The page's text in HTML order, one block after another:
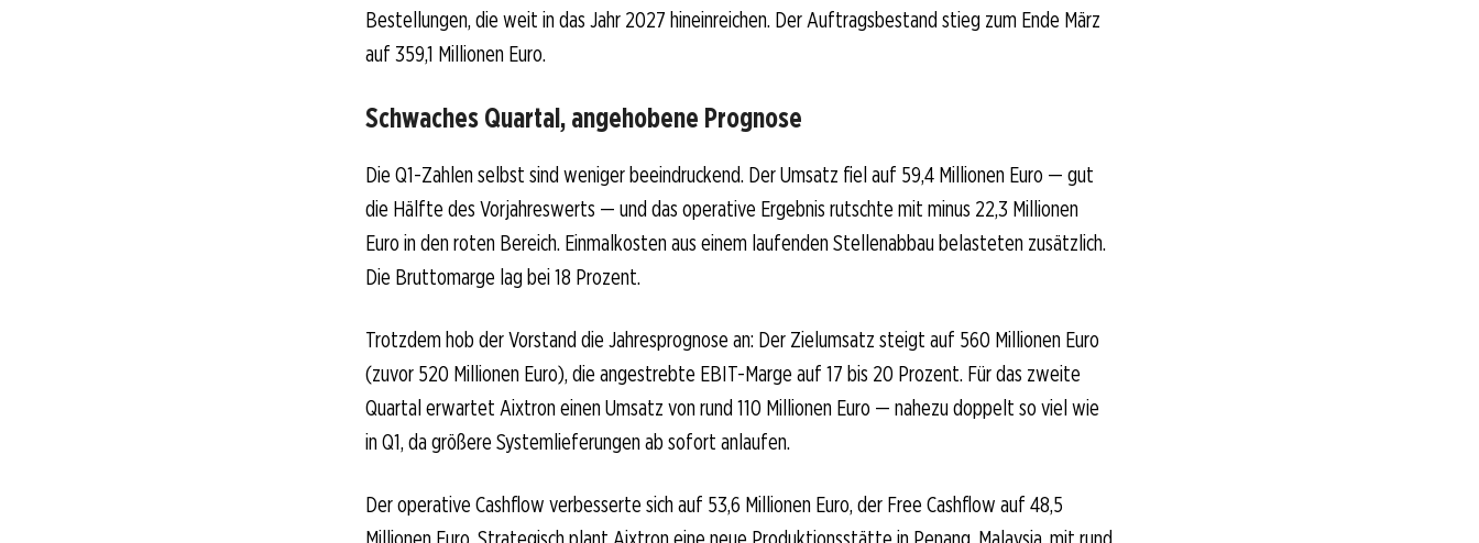
Bestellungen, die weit in das Jahr 2027 hineinreichen. Der Auftragsbestand stieg zum Ende März
auf 359,1 Millionen Euro.
Schwaches Quartal, angehobene Prognose
Die Q1-Zahlen selbst sind weniger beeindruckend. Der Umsatz fiel auf 59,4 Millionen Euro — gut
die Hälfte des Vorjahreswerts — und das operative Ergebnis rutschte mit minus 22,3 Millionen
Euro in den roten Bereich. Einmalkosten aus einem laufenden Stellenabbau belasteten zusätzlich.
Die Bruttomarge lag bei 18 Prozent.
Trotzdem hob der Vorstand die Jahresprognose an: Der Zielumsatz steigt auf 560 Millionen Euro
(zuvor 520 Millionen Euro), die angestrebte EBIT-Marge auf 17 bis 20 Prozent. Für das zweite
Quartal erwartet Aixtron einen Umsatz von rund 110 Millionen Euro — nahezu doppelt so viel wie
in Q1, da größere Systemlieferungen ab sofort anlaufen.
Der operative Cashflow verbesserte sich auf 53,6 Millionen Euro, der Free Cashflow auf 48,5